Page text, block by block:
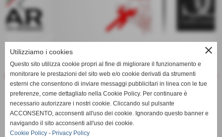
close
Utilizziamo i cookies
Questo sito utilizza cookie propri al fine di migliorare il funzionamento e
monitorare le prestazioni del sito web e/o cookie derivati da strumenti
esterni che consentono di inviare messaggi pubblicitari in linea con le tue
preferenze, come dettagliato nella Cookie Policy. Per continuare è
necessario autorizzare i nostri cookie. Cliccando sul pulsante
ACCONSENTO, acconsenti all'uso dei cookie. Ignorando questo banner e
navigando il sito acconsenti all'uso dei cookie.
Cookie Policy - Privacy Policy